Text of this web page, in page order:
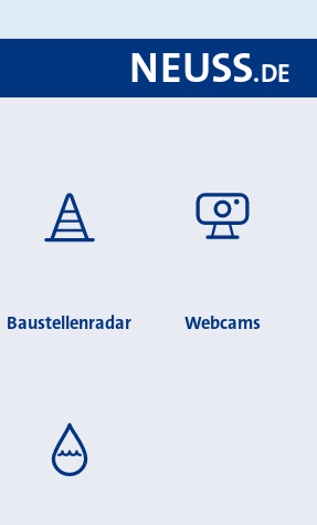
NEUSS.DE
Baustellenradar Webcams